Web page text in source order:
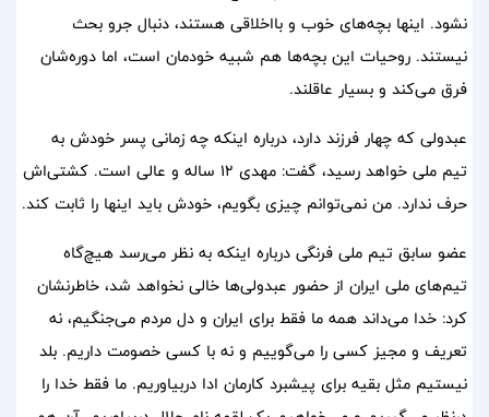
نشود. اینها بچه‌های خوب و بااخلاقی هستند، دنبال جرو بحث
نیستند. روحیات این بچه‌ها هم شبیه خودمان است، اما دوره‌شان
فرق می‌کند و بسیار عاقلند.
عبدولی که چهار فرزند دارد، درباره اینکه چه زمانی پسر خودش به
تیم ملی خواهد رسید، گفت: مهدی 12 ساله و عالی است. کشتی‌اش
حرف ندارد. من نمی‌توانم چیزی بگویم، خودش باید اینها را ثابت کند.
عضو سابق تیم ملی فرنگی درباره اینکه به نظر می‌رسد هیچ‌گاه
تیم‌های ملی ایران از حضور عبدولی‌ها خالی نخواهد شد، خاطرنشان
کرد: خدا می‌داند همه ما فقط برای ایران و دل مردم می‌جنگیم، نه
تعریف و مجیز کسی را می‌گوییم و نه با کسی خصومت داریم. بلد
نیستیم مثل بقیه برای پیشبرد کارمان ادا دربیاوریم. ما فقط خدا را